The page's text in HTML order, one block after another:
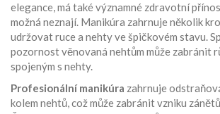
elegance, má také významné zdravotní
možná neznají. Manikúra zahrnuje několik
udržovat ruce a nehty ve špičkovém stavu.
pozornost věnovaná nehtům může zabránit
spojeným s nehty.
Profesionální manikúra zahrnuje
kolem nehtů, což může zabránit vzniku